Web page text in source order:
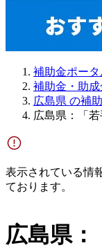
補助金ポータ
補助金・助
広島県 の補
広島県：「
表示されている情
ております。
広島県：